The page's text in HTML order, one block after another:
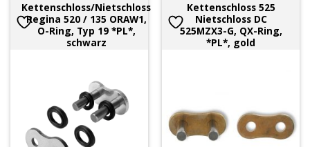
Kettenschloss/Nietschloss
Regina 520 / 135 ORAW1,
O-Ring, Typ 19 *PL*,
schwarz
Kettenschloss 525
Nietschloss DC
525MZX3-G, QX-Ring,
*PL*, gold